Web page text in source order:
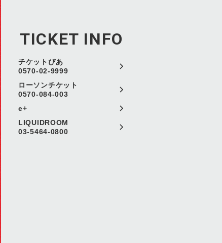
TICKET INFO
チケットぴあ
0570-02-9999
ローソンチケット
0570-084-003
e+
LIQUIDROOM
03-5464-0800